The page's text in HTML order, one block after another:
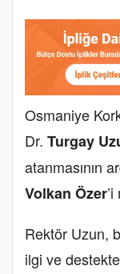
Osmaniye
Dr. Turgay
atanmasının
Volkan Özer
Rektör Uzun,
ilgi ve